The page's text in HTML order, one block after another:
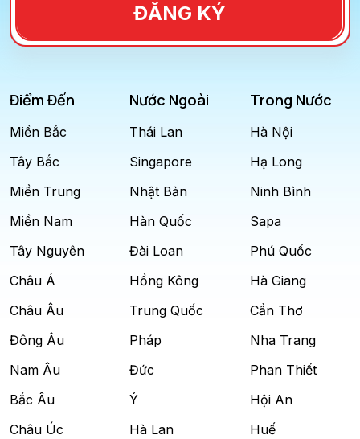
ĐĂNG KÝ
Điểm Đến
Miền Bắc
Tây Bắc
Miền Trung
Miền Nam
Tây Nguyên
Châu Á
Châu Âu
Đông Âu
Nam Âu
Bắc Âu
Châu Úc
Nước Ngoài
Thái Lan
Singapore
Nhật Bản
Hàn Quốc
Đài Loan
Hồng Kông
Trung Quốc
Pháp
Đức
Ý
Hà Lan
Trong Nước
Hà Nội
Hạ Long
Ninh Bình
Sapa
Phú Quốc
Hà Giang
Cần Thơ
Nha Trang
Phan Thiết
Hội An
Huế